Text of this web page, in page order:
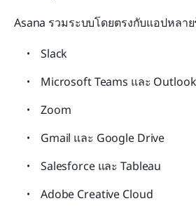
Asana รวมระบบโดยตรงกับแอปหลา
Slack
Microsoft Teams และ Outlook
Zoom
Gmail และ Google Drive
Salesforce และ Tableau
Adobe Creative Cloud